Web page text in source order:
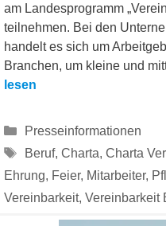
am Landesprogramm
teilnehmen. Bei den
handelt es sich um
Branchen, um kleine und
lesen
Kategorien
Presseinformationen
Schlagwörter
Beruf, Charta, Charta
Ehrung, Feier, Mitarbeiter,
Vereinbarkeit, Vereinbarkeit